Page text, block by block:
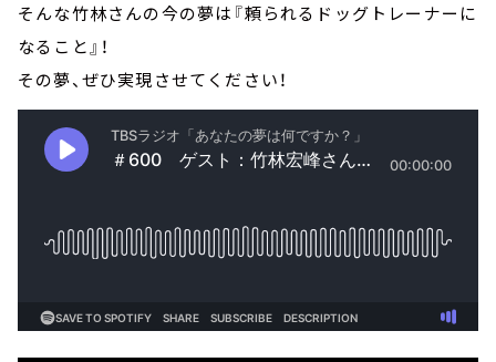
そんな竹林さんの今の夢は『頼られるドッグトレーナーに
なること』！
その夢、ぜひ実現させてください！